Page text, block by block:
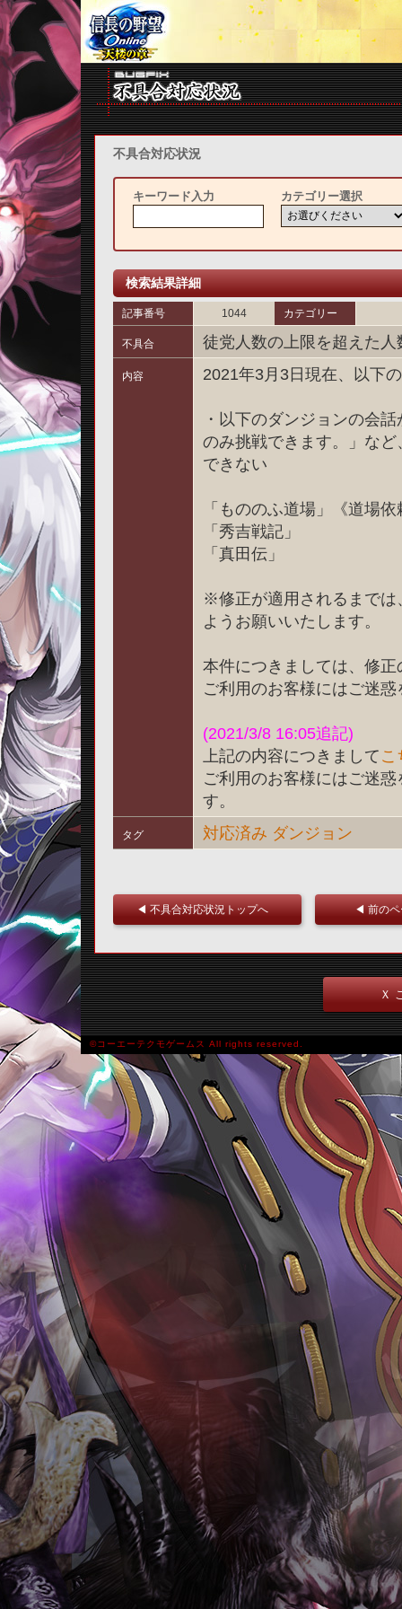
不具合対応状況
キーワード入力 カテゴリー選択
検索結果詳細
記事番号 1044 カテゴリー
不具合 徒党人数の上限を超えた
内容 2021年3月3日現在、以下
・以下のダンジョンの会
のみ挑戦できます。」な
できない
「もののふ道場」《道場
「秀吉戦記」
「真田伝」
※修正が適用されるまでは
ようお願いいたします。
本件につきましては、修
ご利用のお客様にはご迷
(2021/3/8 16:05追記)
上記の内容につきましてこ
ご利用のお客様にはご迷
す。
タグ 対応済み ダンジョン
◀ 不具合対応状況トップへ ◀ 前の
Ｘ